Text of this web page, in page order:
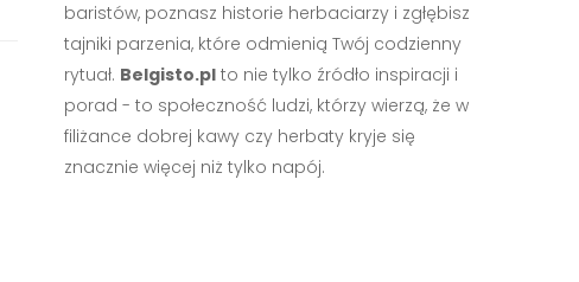
baristów, poznasz historie herbaciarzy i zgłębisz
tajniki parzenia, które odmienią Twój codzienny
rytuał. Belgisto.plto nie tylko źródło inspiracji i
porad - to społeczność ludzi, którzy wierzą, że w
filiżance dobrej kawy czy herbaty kryje się
znacznie więcej niż tylko napój.